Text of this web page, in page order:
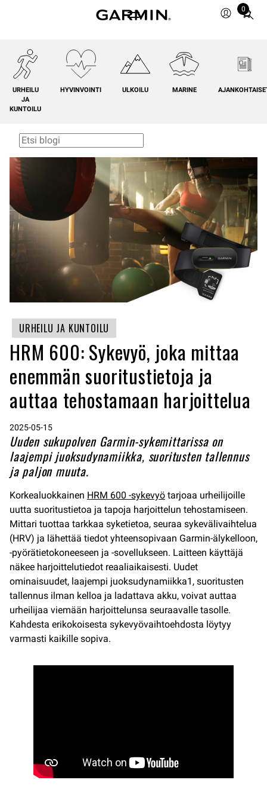
0
Total
0
URHEILU
JA
KUNTOILU
HYVINVOINTI ULKOILU MARINE
URHEILU JA KUNTOILU
HRM 600: Sykevyö, joka mittaa
enemmän suoritustietoja ja
auttaa tehostamaan harjoittelua
2025-05-15
Uuden sukupolven Garmin-sykemittarissa on
laajempi juoksudynamiikka, suoritusten tallennus
ja paljon muuta.
Korkealuokkainen HRM 600 -sykevyö tarjoaa urheilijoille
uutta suoritustietoa ja tapoja harjoittelun tehostamiseen.
Mittari tuottaa tarkkaa syketietoa, seuraa sykevälivaihtelua
(HRV) ja lähettää tiedot yhteensopivaan Garmin-älykelloon,
-pyörätietokoneeseen ja -sovellukseen. Laitteen käyttäjä
näkee harjoittelutiedot reaaliaikaisesti. Uudet
ominaisuudet, laajempi juoksudynamiikka1, suoritusten
tallennus ilman kelloa ja ladattava akku, voivat auttaa
urheilijaa viemään harjoittelunsa seuraavalle tasolle.
Kahdesta erikokoisesta sykevyövaihtoehdosta löytyy
varmasti kaikille sopiva.